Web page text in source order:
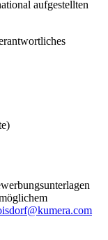
aufgestellten